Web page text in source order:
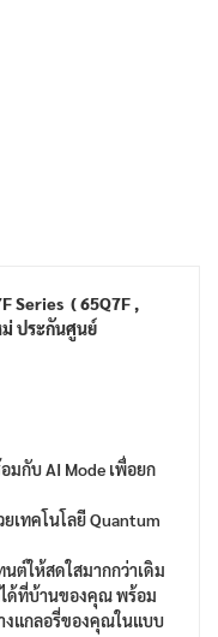
Series ( 65Q7F ,
ประกันศูนย์
มกับ AI Mode เพื่อยก
เทคโนโลยี Quantum
ต์ให้สดใสมากกว่าเดิม
ด้ที่บ้านของคุณ พร้อม
งแกลอรี่ของคุณในแบบ